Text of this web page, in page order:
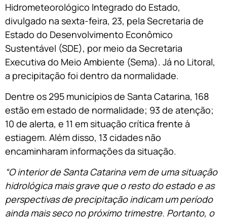
Hidrometeorológico Integrado do Estado,
divulgado na sexta-feira, 23, pela Secretaria de
Estado do Desenvolvimento Econômico
Sustentável (SDE), por meio da Secretaria
Executiva do Meio Ambiente (Sema). Já no Litoral,
a precipitação foi dentro da normalidade.
Dentre os 295 municípios de Santa Catarina, 168
estão em estado de normalidade; 93 de atenção;
10 de alerta, e 11 em situação crítica frente à
estiagem. Além disso, 13 cidades não
encaminharam informações da situação.
“O interior de Santa Catarina vem de uma situação
hidrológica mais grave que o resto do estado e as
perspectivas de precipitação indicam um período
ainda mais seco no próximo trimestre. Portanto, o